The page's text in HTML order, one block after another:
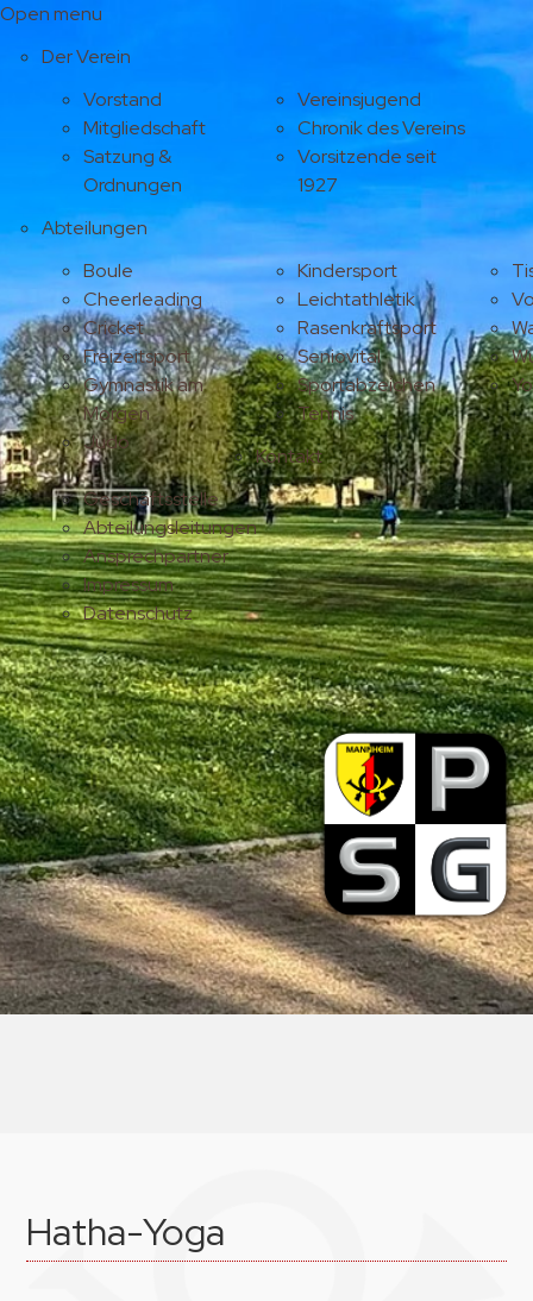
Open menu
Der Verein
Vorstand
Mitgliedschaft
Satzung &
Ordnungen
Vereinsjugend
Chronik des Vereins
Vorsitzende seit
1927
Abteilungen
Boule
Cheerleading
Cricket
Freizeitsport
Gymnastik am
Morgen
Judo
Kindersport
Leichtathletik
Rasenkraftsport
Seniovital
Sportabzeichen
Tennis
Kontakt
Geschäftsstelle
Abteilungsleitungen
Ansprechpartner
Impressum
Datenschutz
Hatha-Yoga